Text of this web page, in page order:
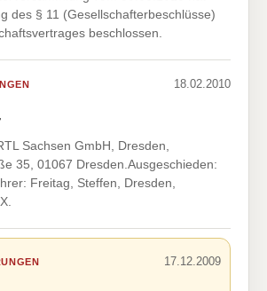
des § 11 (Gesellschafterbeschlüsse)
beschlossen.
18.02.2010
Sachsen GmbH, Dresden,
35, 01067 Dresden.Ausgeschieden:
Freitag, Steffen, Dresden,
17.12.2009